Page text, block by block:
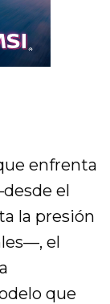
enfrenta
el
la presión
el
que